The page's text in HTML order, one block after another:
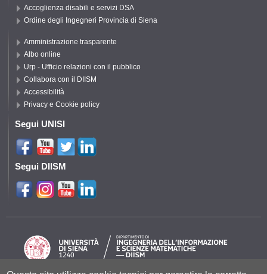
Accoglienza disabili e servizi DSA
Ordine degli Ingegneri Provincia di Siena
Amministrazione trasparente
Albo online
Urp - Ufficio relazioni con il pubblico
Collabora con il DIISM
Accessibilità
Privacy e Cookie policy
Segui UNISI
Segui DIISM